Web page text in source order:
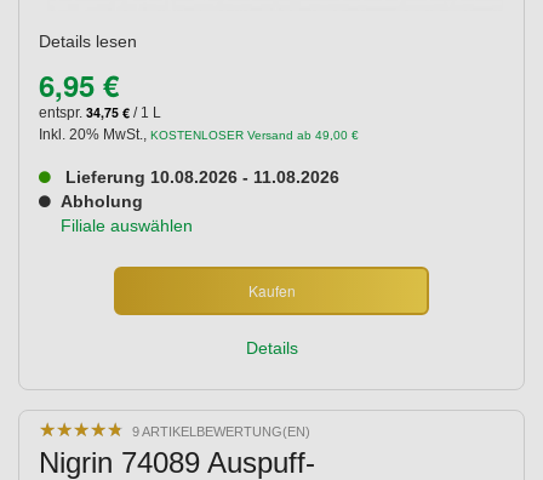
Details lesen
6,95 €
entspr. 34,75 € / 1 L
Inkl. 20% MwSt., KOSTENLOSER Versand ab 49,00 €
Lieferung 10.08.2026 - 11.08.2026
Abholung
Filiale auswählen
Kaufen
Details
★★★★★
★★★★★ 9 ARTIKELBEWERTUNG(EN)
Nigrin 74089 Auspuff-